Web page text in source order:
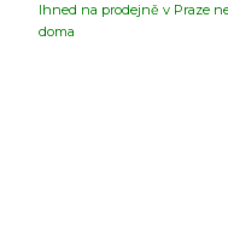
Ihned na prodejně v Praze
doma